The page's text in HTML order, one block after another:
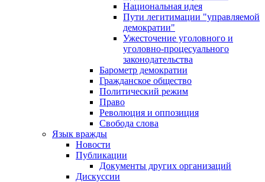
Национальная идея
Пути легитимации "управляемой
демократии"
Ужесточение уголовного и
уголовно-процесуального
законодательства
Барометр демократии
Гражданское общество
Политический режим
Право
Революция и оппозиция
Свобода слова
Язык вражды
Новости
Публикации
Документы других организаций
Дискуссии